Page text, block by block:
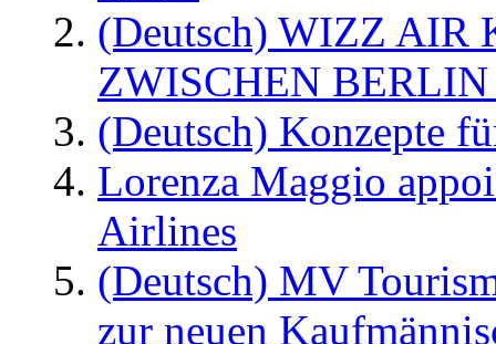
(Deutsch) WIZZ AIR
ZWISCHEN
(Deutsch) Konzepte
Lorenza Maggio
Airlines
(Deutsch) MV
zur neuen